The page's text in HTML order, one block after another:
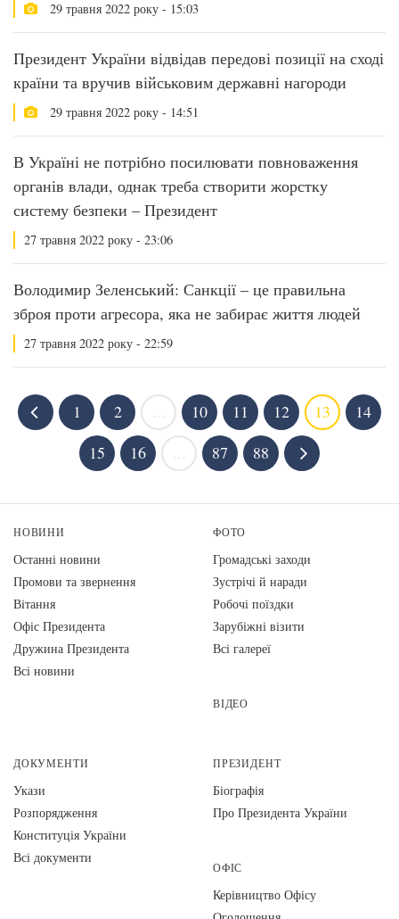
29 травня 2022 року - 15:03
Президент України відвідав передові позиції на сході
країни та вручив військовим державні нагороди
29 травня 2022 року - 14:51
В Україні не потрібно посилювати повноваження
органів влади, однак треба створити жорстку
систему безпеки – Президент
27 травня 2022 року - 23:06
Володимир Зеленський: Санкції – це правильна
зброя проти агресора, яка не забирає життя людей
27 травня 2022 року - 22:59
1 2 10 11 12 13
14
15
16 87 88
НОВИНИ
Останні новини
Промови та звернення
Вiтання
Офіс Президента
Дружина Президента
Всі новини
ФОТО
Громадські заходи
Зустрічі й наради
Робочі поїздки
Зарубіжні візити
Всі галереї
ВІДЕО
ДОКУМЕНТИ
Укази
Розпорядження
Конституція України
Всі документи
ПРЕЗИДЕНТ
Біографія
Про Президента України
ОФІС
Керівництво Офісу